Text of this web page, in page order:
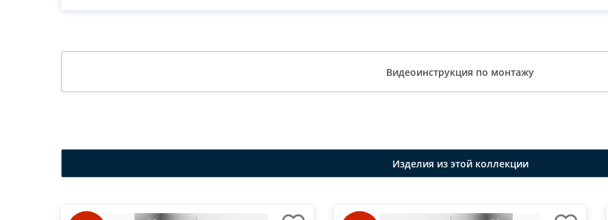
Видеоинструкция по монтажу
Изделия из этой коллекции